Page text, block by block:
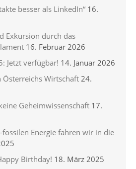
besser als LinkedIn“ 16.
Exkursion durch das
16. Februar 2026
Jetzt verfügbar! 14. Januar 2026
Wirtschaft 24.
Geheimwissenschaft 17.
Energie fahren wir in die
Birthday! 18. März 2025